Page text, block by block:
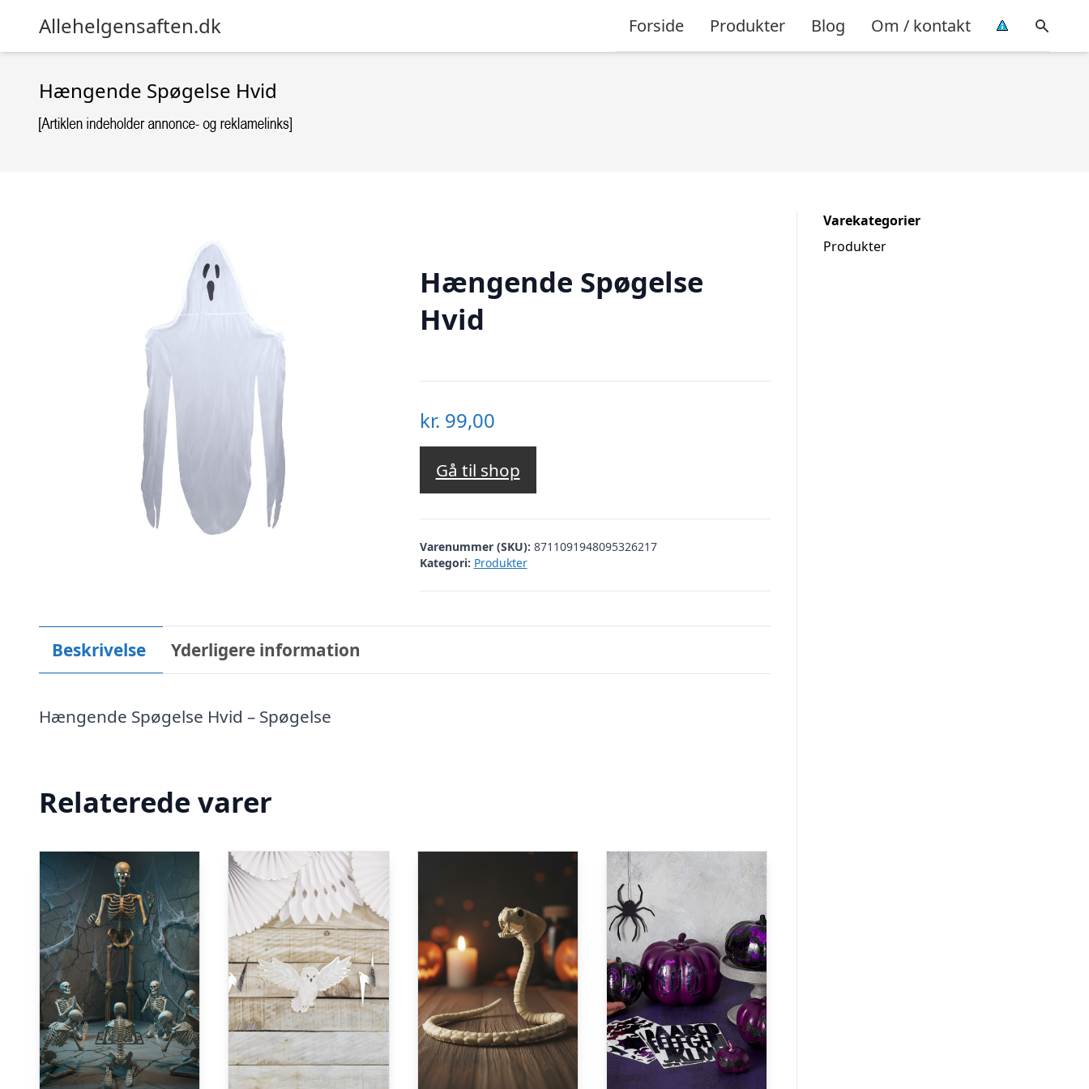
Allehelgensaften.dk Forside Produkter Blog Om / kontakt
Hængende Spøgelse Hvid
Hængende Spøgelse
Hvid
kr. 99,00
Gå til shop
Varenummer (SKU): 8711091948095326217
Kategori: Produkter
Beskrivelse Yderligere information
Hængende Spøgelse Hvid – Spøgelse
Relaterede varer
Varekategorier
Produkter